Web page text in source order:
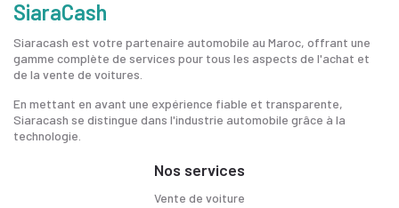
SiaraCash
Siaracash est votre partenaire automobile au Maroc, offrant une
gamme complète de services pour tous les aspects de l'achat et
de la vente de voitures.
En mettant en avant une expérience fiable et transparente,
Siaracash se distingue dans l'industrie automobile grâce à la
technologie.
Nos services
Vente de voiture